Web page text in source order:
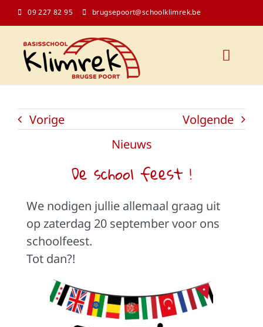
naar
inhoud
09 227 82 95 brugsepoort@schoolklimrek.be
Toggle
Contact
Vorige
Volgende
Nieuws
De school feest !
We nodigen jullie allemaal graag uit
op zaterdag 20 september voor ons
schoolfeest.
Tot dan?!